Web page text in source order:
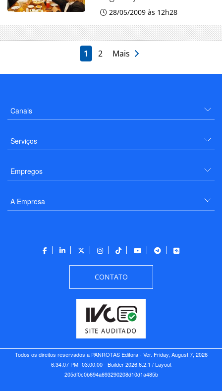
28/05/2009 às 12h28
1 2 Mais
Canais
Serviços
Empregos
A Empresa
CONTATO
Todos os direitos reservados a PANROTAS Editora - Ver. Friday, August 7, 2026
6:34:07 PM -03:00:00 - Builder 2026.6.2.1 / Layout
205df0c0b694a693290208d10d1a485b